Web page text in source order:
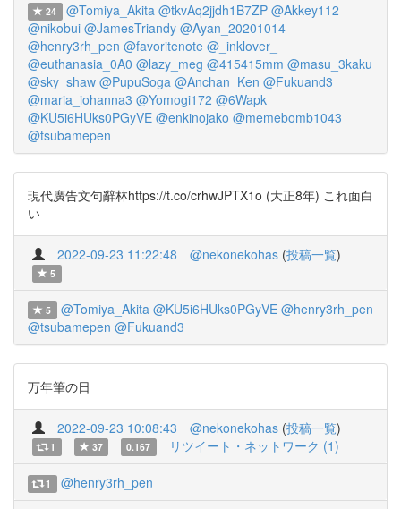
24 @Tomiya_Akita @tkvAq2jjdh1B7ZP @Akkey112
@nikobui @JamesTriandy @Ayan_20201014
@henry3rh_pen @favoritenote @_inklover_
@euthanasia_0A0 @lazy_meg @415415mm @masu_3kaku
@sky_shaw @PupuSoga @Anchan_Ken @Fukuand3
@maria_iohanna3 @Yomogi172 @6Wapk
@KU5i6HUks0PGyVE @enkinojako @memebomb1043
@tsubamepen
現代廣告文句辭林https://t.co/crhwJPTX1o (大正8年) これ面白
い
2022-09-23 11:22:48 @nekonekohas (投稿一覧)
5
5 @Tomiya_Akita @KU5i6HUks0PGyVE @henry3rh_pen
@tsubamepen @Fukuand3
万年筆の日
2022-09-23 10:08:43 @nekonekohas (投稿一覧)
1 37 0.167 リツイート・ネットワーク (1)
1 @henry3rh_pen